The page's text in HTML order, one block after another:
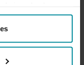
información, así
momento